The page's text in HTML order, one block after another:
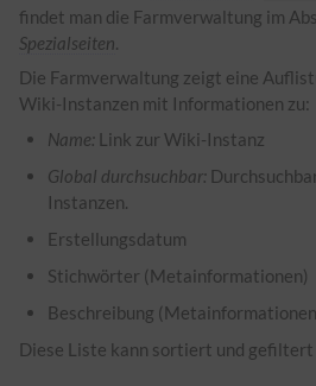
findet man die Farmverwaltung im
Spezialseiten.
Die Farmverwaltung zeigt eine
Wiki-Instanzen mit Informationen zu:
Name: Link zur Wiki-Instanz
Global durchsuchbar:
Instanzen.
Erstellungsdatum
Stichwörter (Metainformationen)
Beschreibung
Diese Liste kann sortiert und gefiltert